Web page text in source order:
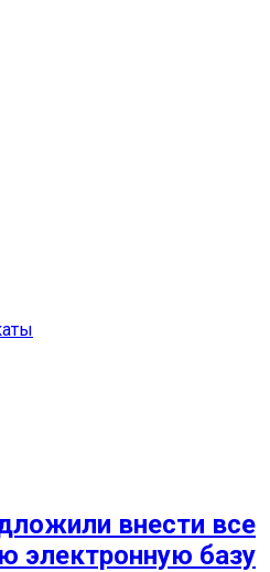
внести все
электронную базу